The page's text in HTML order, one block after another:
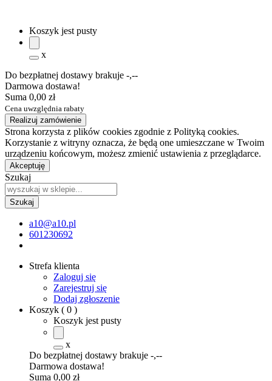
Koszyk jest pusty
x
Do bezpłatnej dostawy brakuje -,--
Darmowa dostawa!
Suma 0,00 zł
Cena uwzględnia rabaty
Realizuj zamówienie
Strona korzysta z plików cookies zgodnie z Polityką cookies.
Korzystanie z witryny oznacza, że będą one umieszczane w Twoim
urządzeniu końcowym, możesz zmienić ustawienia z przeglądarce.
Akceptuję
Szukaj
a10@a10.pl
601230692
Strefa klienta
Zaloguj się
Zarejestruj się
Dodaj zgłoszenie
Koszyk ( 0 )
Koszyk jest pusty
x
Do bezpłatnej dostawy brakuje -,--
Darmowa dostawa!
Suma 0,00 zł